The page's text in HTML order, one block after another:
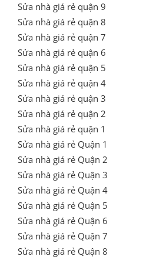
Sửa nhà giá rẻ quận 9
Sửa nhà giá rẻ quận 8
Sửa nhà giá rẻ quận 7
Sửa nhà giá rẻ quận 6
Sửa nhà giá rẻ quận 5
Sửa nhà giá rẻ quận 4
Sửa nhà giá rẻ quận 3
Sửa nhà giá rẻ quận 2
Sửa nhà giá rẻ quận 1
Sửa nhà giá rẻ Quận 1
Sửa nhà giá rẻ Quận 2
Sửa nhà giá rẻ Quận 3
Sửa nhà giá rẻ Quận 4
Sửa nhà giá rẻ Quận 5
Sửa nhà giá rẻ Quận 6
Sửa nhà giá rẻ Quận 7
Sửa nhà giá rẻ Quận 8